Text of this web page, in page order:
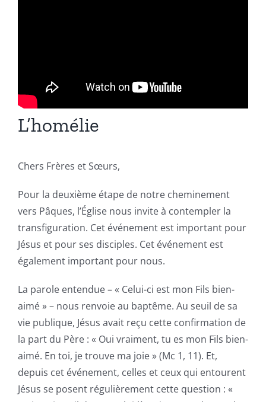
L’homélie
Chers Frères et Sœurs,
Pour la deuxième étape de notre cheminement
vers Pâques, l’Église nous invite à contempler la
transfiguration. Cet événement est important pour
Jésus et pour ses disciples. Cet événement est
également important pour nous.
La parole entendue – « Celui-ci est mon Fils bien-
aimé » – nous renvoie au baptême. Au seuil de sa
vie publique, Jésus avait reçu cette confirmation de
la part du Père : « Oui vraiment, tu es mon Fils bien-
aimé. En toi, je trouve ma joie » (Mc 1, 11). Et,
depuis cet événement, celles et ceux qui entourent
Jésus se posent régulièrement cette question : «